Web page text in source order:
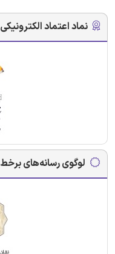
نماد اعتماد الکترونیکی
لوگوی رسانه‌های برخط